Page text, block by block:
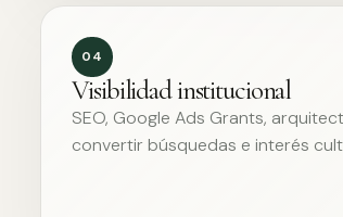
04
Visibilidad institucional
SEO, Google Ads Grants,
convertir búsquedas e interés